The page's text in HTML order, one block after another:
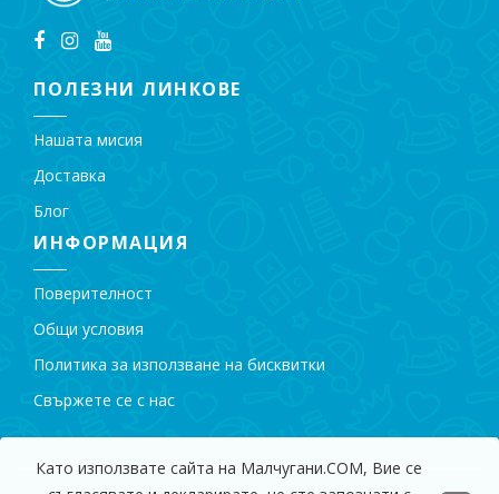
Като използвате сайта на Малчугани.COM, Вие се
ПОЛЕЗНИ ЛИНКОВЕ
Нашата мисия
Доставка
Блог
ИНФОРМАЦИЯ
Поверителност
Общи условия
Политика за използване на бисквитки
Свържете се с нас